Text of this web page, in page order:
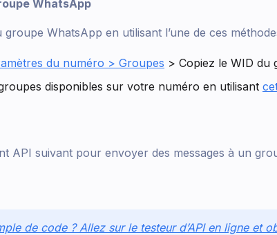
WhatsApp
WhatsApp en utilisant l’une de ces
du numéro > Groupes > Copiez le WID du
disponibles sur votre numéro en utilisant
API suivant pour envoyer des messages à un
de code ? Allez sur le testeur d’API en ligne et